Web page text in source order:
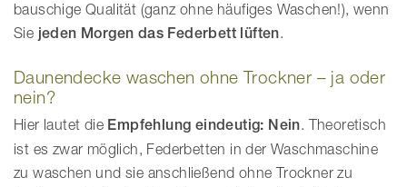
bauschige Qualität (ganz ohne häufiges Waschen!), wenn
Sie jeden Morgen das Federbett lüften.
Daunendecke waschen ohne Trockner – ja oder
nein?
Hier lautet die Empfehlung eindeutig: Nein. Theoretisch
ist es zwar möglich, Federbetten in der Waschmaschine
zu waschen und sie anschließend ohne Trockner zu